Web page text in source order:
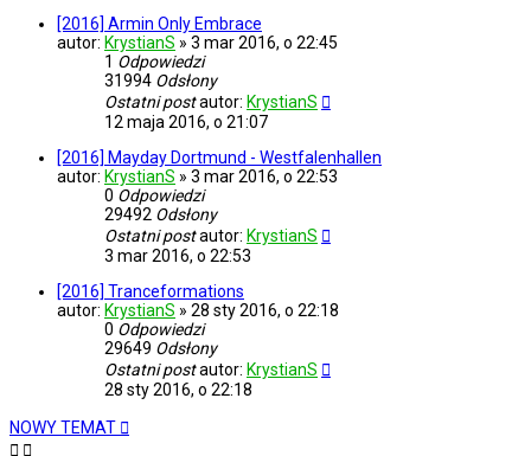
[2016] Armin Only Embrace
autor: KrystianS » 3 mar 2016, o 22:45
1 Odpowiedzi
31994 Odsłony
Ostatni postautor: KrystianS
12 maja 2016, o 21:07
[2016] Mayday Dortmund - Westfalenhallen
autor: KrystianS » 3 mar 2016, o 22:53
0 Odpowiedzi
29492 Odsłony
Ostatni postautor: KrystianS
3 mar 2016, o 22:53
[2016] Tranceformations
autor: KrystianS » 28 sty 2016, o 22:18
0 Odpowiedzi
29649 Odsłony
Ostatni postautor: KrystianS
28 sty 2016, o 22:18
NOWY TEMAT